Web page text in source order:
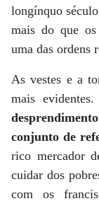
longínquo
mais do que os
uma das ordens
As vestes e a
mais
conjunto de
rico mercador
cuidar dos
com os